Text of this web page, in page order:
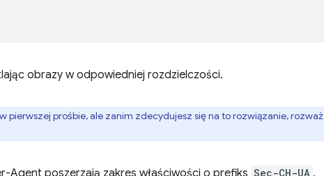
obrazy w odpowiedniej rozdzielczości.
pierwszej prośbie, ale zanim zdecydujesz się na to rozwiązanie, rozważ
Agent poszerzają zakres właściwości o prefiks Sec-CH-UA ,